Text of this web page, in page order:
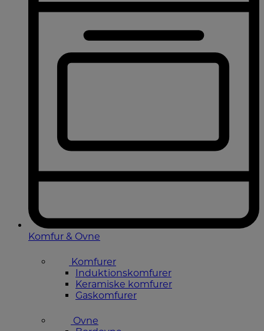
Komfur & Ovne
Komfurer
Induktionskomfurer
Keramiske komfurer
Gaskomfurer
Ovne